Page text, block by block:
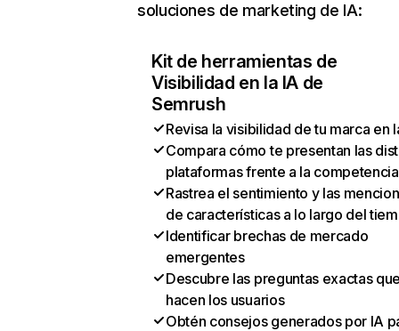
soluciones de marketing de IA:
Kit de herramientas de
Visibilidad en la IA de
Semrush
Revisa la visibilidad de tu marca en
Compara cómo te presentan las
plataformas frente a la competencia
Rastrea el sentimiento y las
de características a lo largo del
Identificar brechas de mercado
emergentes
Descubre las preguntas exactas
hacen los usuarios
Obtén consejos generados por IA